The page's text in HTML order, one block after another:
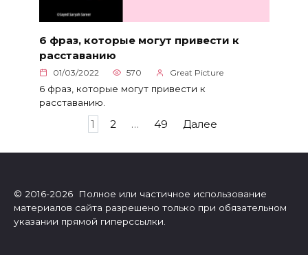
6 фраз, которые могут привести к
расставанию
01/03/2022 570 Great Picture
6 фраз, которые могут привести к
расставанию.
1 2 … 49 Далее
© 2016-2026 Полное или частичное использование
материалов сайта разрешено только при обязательном
указании прямой гиперссылки.